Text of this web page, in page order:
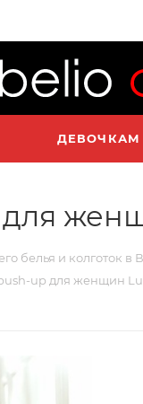
ДЕВОЧКАМ
белья и колготок в
up для женщин